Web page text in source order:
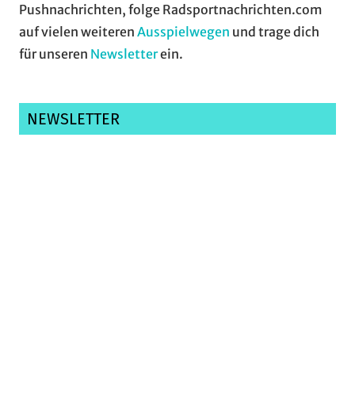
Pushnachrichten, folge Radsportnachrichten.com
auf vielen weiteren Ausspielwegen und trage dich
für unseren Newsletterein.
NEWSLETTER